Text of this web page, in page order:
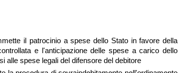
il patrocinio a spese dello Stato in favore della
e l'anticipazione delle spese a carico dello
alle spese legali del difensore del debitore